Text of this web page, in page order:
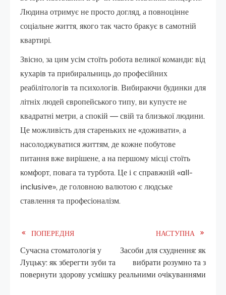
Людина отримує не просто догляд, а повноцінне
соціальне життя, якого так часто бракує в самотній
квартирі.
Звісно, за цим усім стоїть робота великої команди: від
кухарів та прибиральниць до професійних
реабілітологів та психологів. Вибираючи будинки для
літніх людей європейського типу, ви купуєте не
квадратні метри, а спокій — свій та близької людини.
Це можливість для стареньких не «доживати», а
насолоджуватися життям, де кожне побутове
питання вже вирішене, а на першому місці стоїть
комфорт, повага та турбота. Це і є справжній «all-
inclusive», де головною валютою є людське
ставлення та професіоналізм.
Read
more
articles
ПОПЕРЕДНЯ
Сучасна стоматологія у
Луцьку: як зберегти зуби та
повернути здорову усмішку
НАСТУПНА
Засоби для схуднення: як
вибрати розумно та з
реальними очікуваннями